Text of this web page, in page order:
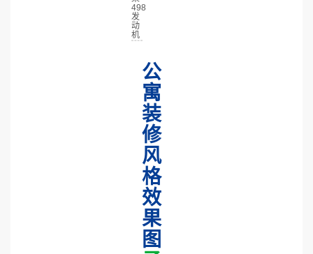
498
发
动
机
公
寓
装
修
风
格
效
果
图